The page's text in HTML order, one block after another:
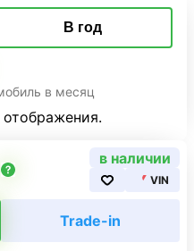
в наличии
VIN
Trade-in
В год
в месяц